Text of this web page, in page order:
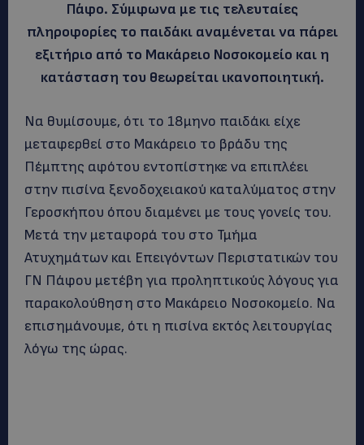
Πάφο. Σύμφωνα με τις τελευταίες
πληροφορίες το παιδάκι αναμένεται να πάρει
εξιτήριο από το Μακάρειο Νοσοκομείο και η
κατάσταση του θεωρείται ικανοποιητική.
Να θυμίσουμε, ότι το 18μηνο παιδάκι είχε
μεταφερθεί στο Μακάρειο το βράδυ της
Πέμπτης αφότου εντοπίστηκε να επιπλέει
στην πισίνα ξενοδοχειακού καταλύματος στην
Γεροσκήπου όπου διαμένει με τους γονείς του.
Μετά την μεταφορά του στο Τμήμα
Ατυχημάτων και Επειγόντων Περιστατικών του
ΓΝ Πάφου μετέβη για προληπτικούς λόγους για
παρακολούθηση στο Μακάρειο Νοσοκομείο. Να
επισημάνουμε, ότι η πισίνα εκτός λειτουργίας
λόγω της ώρας.